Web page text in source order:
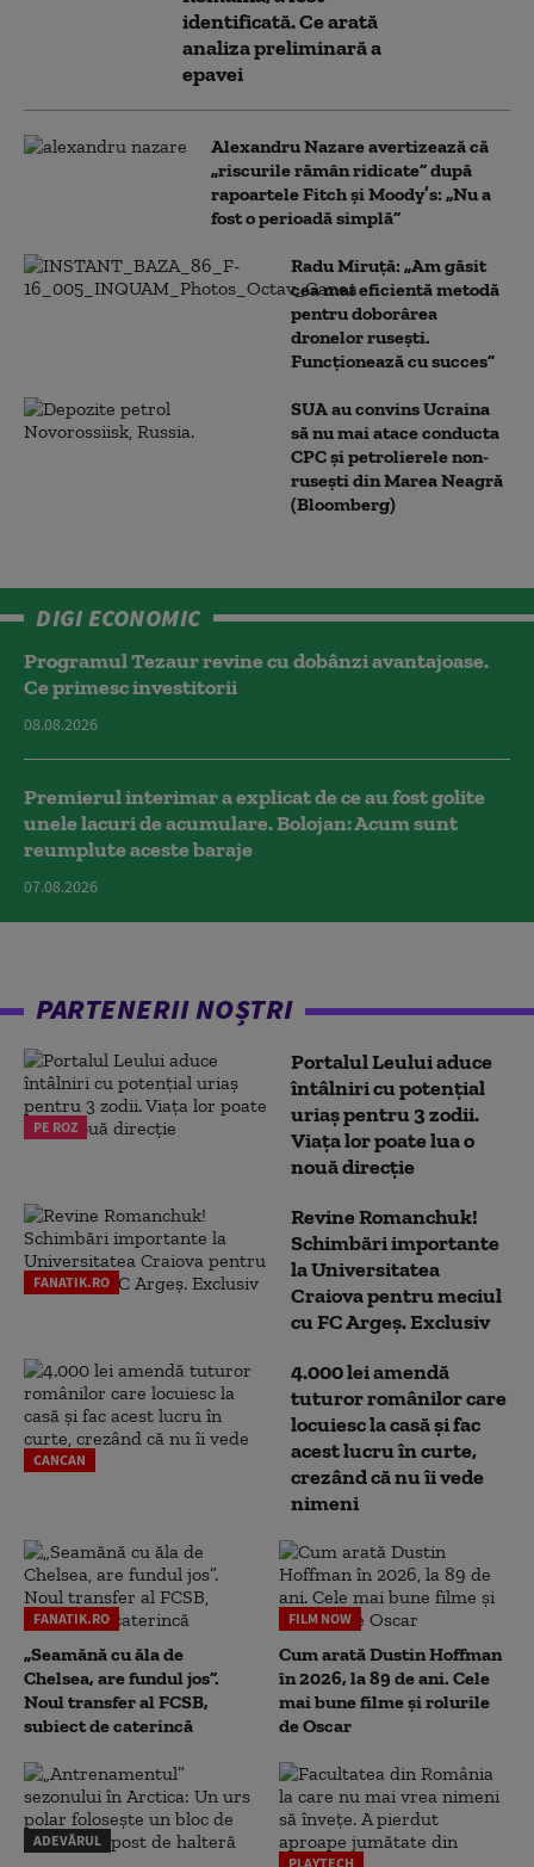
identificată. Ce arată
analiza preliminară a
epavei
Alexandru Nazare avertizează că
„riscurile rămân ridicate” după
rapoartele Fitch și Moody’s: „Nu a
fost o perioadă simplă”
Radu Miruță: „Am găsit
cea mai eficientă metodă
pentru doborârea
dronelor rusești.
Funcționează cu succes”
SUA au convins Ucraina
să nu mai atace conducta
CPC şi petrolierele non-
ruseşti din Marea Neagră
(Bloomberg)
DIGI ECONOMIC
Programul Tezaur revine cu dobânzi avantajoase.
Ce primesc investitorii
08.08.2026
Premierul interimar a explicat de ce au fost golite
unele lacuri de acumulare. Bolojan: Acum sunt
reumplute aceste baraje
07.08.2026
PARTENERII NOȘTRI
PE ROZ
Portalul Leului aduce
întâlniri cu potențial
uriaș pentru 3 zodii.
Viața lor poate lua o
nouă direcție
FANATIK.RO
Revine Romanchuk!
Schimbări importante
la Universitatea
Craiova pentru meciul
cu FC Argeş. Exclusiv
CANCAN
4.000 lei amendă
tuturor românilor care
locuiesc la casă și fac
acest lucru în curte,
crezând că nu îi vede
nimeni
FANATIK.RO
„Seamănă cu ăla de
Chelsea, are fundul jos”.
Noul transfer al FCSB,
subiect de caterincă
FILM NOW
Cum arată Dustin Hoffman
în 2026, la 89 de ani. Cele
mai bune filme și rolurile
de Oscar
ADEVĂRUL
PLAYTECH